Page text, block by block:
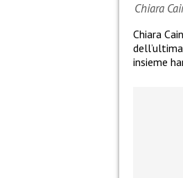
Chiara
Chiara
insieme